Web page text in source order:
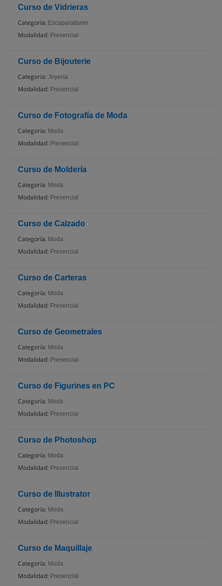
Curso de Vidrieras
Categoría: Escaparatismo
Modalidad: Presencial
Curso de Bijouterie
Categoría: Joyería
Modalidad: Presencial
Curso de Fotografía de Moda
Categoría: Moda
Modalidad: Presencial
Curso de Moldería
Categoría: Moda
Modalidad: Presencial
Curso de Calzado
Categoría: Moda
Modalidad: Presencial
Curso de Carteras
Categoría: Moda
Modalidad: Presencial
Curso de Geometrales
Categoría: Moda
Modalidad: Presencial
Curso de Figurines en PC
Categoría: Moda
Modalidad: Presencial
Curso de Photoshop
Categoría: Moda
Modalidad: Presencial
Curso de Illustrator
Categoría: Moda
Modalidad: Presencial
Curso de Maquillaje
Categoría: Moda
Modalidad: Presencial